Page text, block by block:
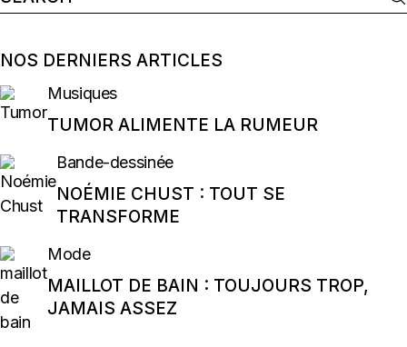
for:
NOS DERNIERS ARTICLES
Musiques
TUMOR ALIMENTE LA RUMEUR
Bande-dessinée
NOÉMIE CHUST : TOUT SE
TRANSFORME
Mode
MAILLOT DE BAIN : TOUJOURS TROP,
JAMAIS ASSEZ